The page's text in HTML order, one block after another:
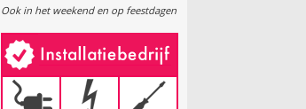
Ook in het weekend en op feestdagen